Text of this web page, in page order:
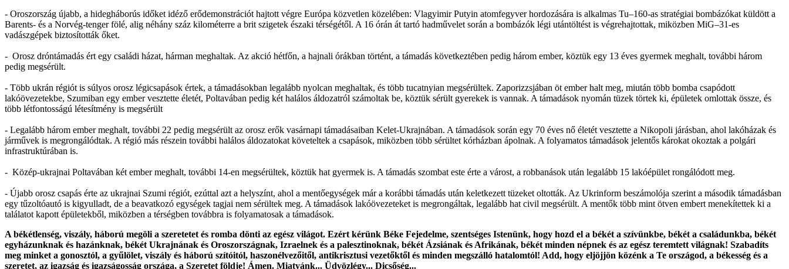
- Oroszország újabb, a hidegháborús időket idéző erődemonstrációt hajtott végre Európa közvetlen közelében: Vlagyimir Putyin atomfegyver hordozására is alkalmas Tu–160-as stratégiai bombázókat küldött a
Barents- és a Norvég-tenger fölé, alig néhány száz kilométerre a brit szigetek északi térségétől. A 16 órán át tartó hadművelet során a bombázók légi utántöltést is végrehajtottak, miközben MiG–31-es
vadászgépek biztosították őket.
- Orosz dróntámadás ért egy családi házat, hárman meghaltak. Az akció hétfőn, a hajnali órákban történt, a támadás következtében pedig három ember, köztük egy 13 éves gyermek meghalt, további három
pedig megsérült.
- Több ukrán régiót is súlyos orosz légicsapások értek, a támadásokban legalább nyolcan meghaltak, és több tucatnyian megsérültek. Zaporizzsjában öt ember halt meg, miután több bomba csapódott
lakóövezetekbe, Szumiban egy ember vesztette életét, Poltavában pedig két halálos áldozatról számoltak be, köztük sérült gyerekek is vannak. A támadások nyomán tüzek törtek ki, épületek omlottak össze, és
több létfontosságú létesítmény is megsérült
- Legalább három ember meghalt, további 22 pedig megsérült az orosz erők vasárnapi támadásaiban Kelet-Ukrajnában. A támadások során egy 70 éves nő életét vesztette a Nikopoli járásban, ahol lakóházak és
járművek is megrongálódtak. A régió más részein további halálos áldozatokat követeltek a csapások, miközben több sérültet kórházban ápolnak. A folyamatos támadások jelentős károkat okoztak a polgári
infrastruktúrában is.
- Közép-ukrajnai Poltavában két ember meghalt, további 14-en megsérültek, köztük hat gyermek is. A támadás szombat este érte a várost, a robbanások után legalább 15 lakóépület rongálódott meg.
- Újabb orosz csapás érte az ukrajnai Szumi régiót, ezúttal azt a helyszínt, ahol a mentőegységek már a korábbi támadás után keletkezett tüzeket oltották. Az Ukrinform beszámolója szerint a második támadásban
egy tűzoltóautó is kigyulladt, de a beavatkozó egységek tagjai nem sérültek meg. A támadások lakóövezeteket is megrongáltak, legalább hat civil megsérült. A mentők több mint ötven embert menekítettek ki a
találatot kapott épületekből, miközben a térségben továbbra is folyamatosak a támadások.
A békétlenség, viszály, háború megöli a szeretetet és romba dönti az egész világot. Ezért kérünk Béke Fejedelme, szentséges Istenünk, hogy hozd el a békét a szívünkbe, békét a családunkba, békét
egyházunknak és hazánknak, békét Ukrajnának és Oroszországnak, Izraelnek és a palesztinoknak, békét Ázsiának és Afrikának, békét minden népnek és az egész teremtett világnak! Szabadíts
meg minket a gonosztól, a gyűlölet, viszály és háború szítóitól, haszonélvezőitől, antikrisztusi vezetőktől és minden megszálló hatalomtól! Add, hogy eljöjjön közénk a Te országod, a békesség és a
szeretet, az igazság és igazságosság országa, a Szeretet földje! Ámen. Miatyánk... Üdvözlégy... Dicsőség...